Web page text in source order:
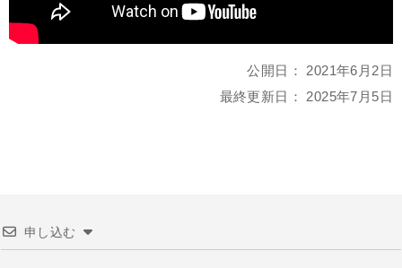
公開日： 2021年6月2日
最終更新日： 2025年7月5日
申し込む